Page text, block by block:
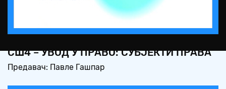
Video
СШ4 – УВОД У ПРАВО: СУБЈЕКТИ ПРАВА
Предавач: Павле Гашпар